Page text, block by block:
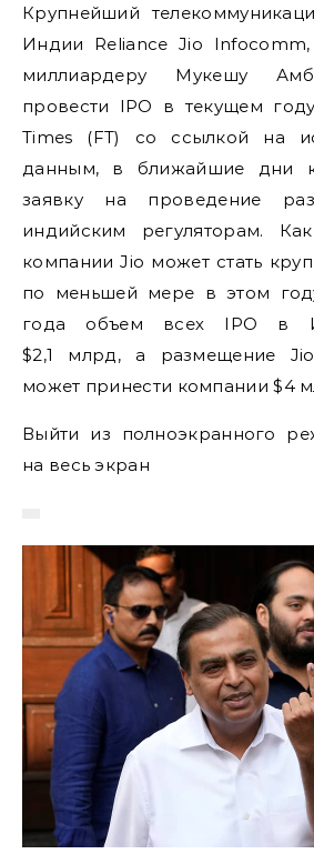
Крупнейший
Индии Reliance Jio
миллиардеру Мукешу
провести IPO в текущем
Times (FT) со ссылкой на
данным, в ближайшие дни
заявку на проведение
индийским регуляторам.
компании Jio может стать
по меньшей мере в этом
года объем всех IPO в
$2,1 млрд, а размещение
может принести компании $4
Выйти из полноэкранного
на весь экран